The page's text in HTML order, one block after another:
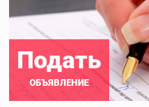
Подать
ОБЪЯВЛЕНИЕ